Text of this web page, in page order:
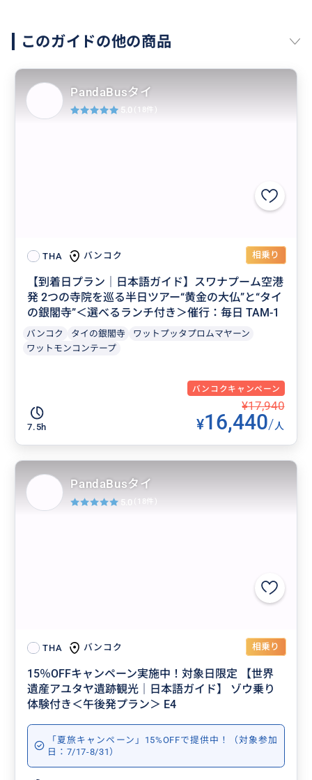
このガイドの他の商品
THA バンコク 相乗り
【到着日プラン｜日本語ガイド】スワナプーム空港
発 2つの寺院を巡る半日ツアー“黄金の大仏”と“タイ
の銀閣寺”＜選べるランチ付き＞催行：毎日 TAM-1
バンコク タイの銀閣寺
ワットプッタプロムマヤーン
ワットモンコンテープ
バンコクキャンペーン
7.5h
¥17,940
¥16,440/人
PandaBusタイ
5.0 (18件)
THA バンコク 相乗り
15％OFFキャンペーン実施中！対象日限定 【世界
遺産アユタヤ遺跡観光｜日本語ガイド】 ゾウ乗り
体験付き＜午後発プラン＞ E4
「夏旅キャンペーン」15%OFFで提供中！（対象参加
日：7/17-8/31）
PandaBusタイ
5.0 (18件)